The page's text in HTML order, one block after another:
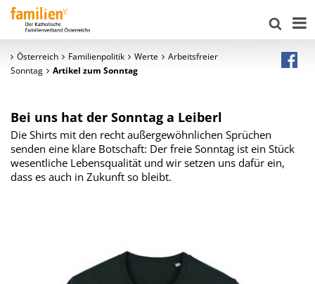
Österreich Familienpolitik Werte
Arbeitsfreier
Sonntag
Artikel zum Sonntag
Bei uns hat der Sonntag a Leiberl
Die Shirts mit den recht außergewöhnlichen Sprüchen
senden eine klare Botschaft: Der freie Sonntag ist ein Stück
wesentliche Lebensqualität und wir setzen uns dafür ein,
dass es auch in Zukunft so bleibt.